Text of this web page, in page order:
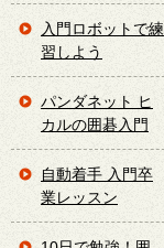
入門ロボットで練
習しよう
パンダネット ヒ
カルの囲碁入門
自動着手 入門卒
業レッスン